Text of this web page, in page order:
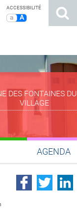
ACCESSIBILITÉ
a A
DES FONTAINES DU
VILLAGE
AGENDA